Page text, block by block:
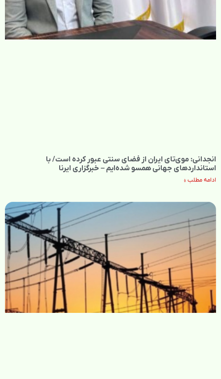
انجدانی: موی‌تای ایران از فضای سنتی عبور کرده است/ با
استانداردهای جهانی همسو شده‌ایم – خبرگزاری ایرنا
ادامه مطلب »